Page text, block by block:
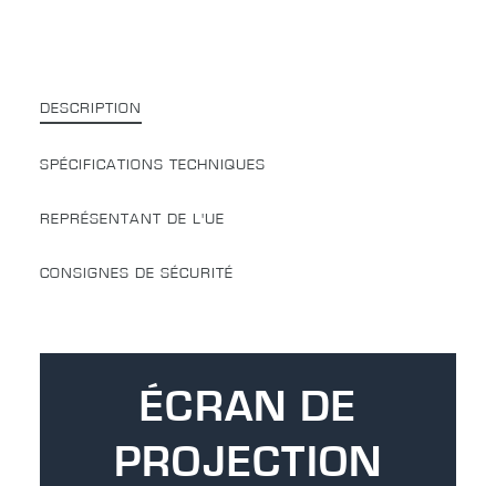
DESCRIPTION
SPÉCIFICATIONS TECHNIQUES
REPRÉSENTANT DE L'UE
CONSIGNES DE SÉCURITÉ
ÉCRAN DE
PROJECTION